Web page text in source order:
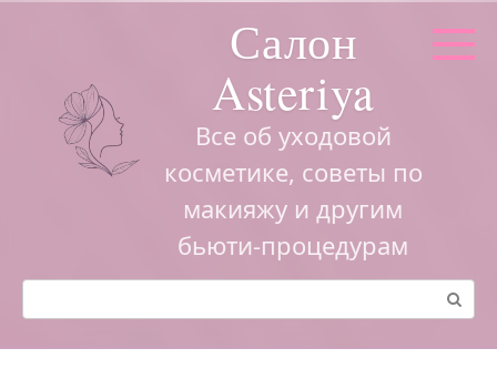
Салон
Asteriya
Все об уходовой
косметике, советы по
макияжу и другим
бьюти-процедурам
Поиск: